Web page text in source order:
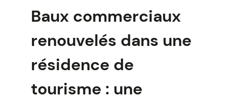
Baux commerciaux
renouvelés dans une
résidence de
tourisme : une